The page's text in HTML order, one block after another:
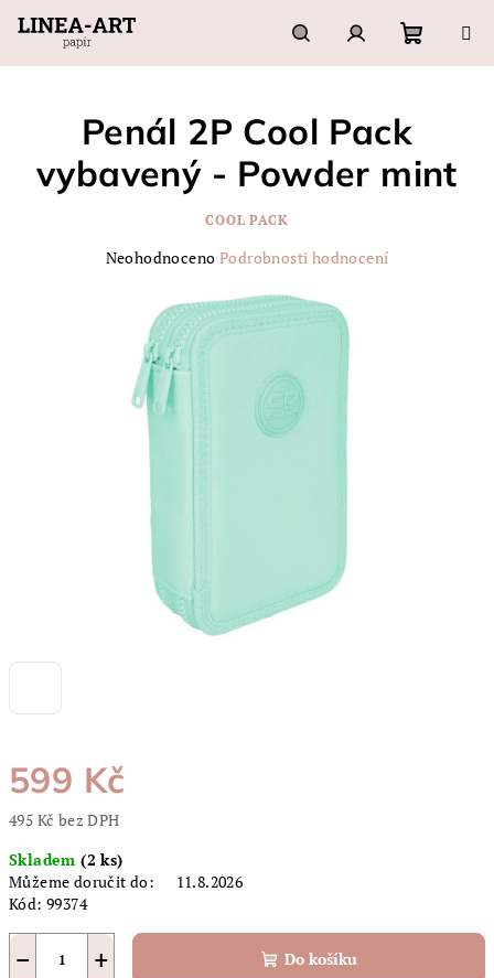
HledatPřihlášení
košík
599 Kč
495 Kč bez DPH
cena:
Skladem(2 ks)
Můžeme doručit do:
11.8.2026
Kód: 99374
+
− Do košíku
Penál 2P Cool Pack
vybavený - Powder mint
COOL PACK
Průměrné
hvězdiček.
Neohodnoceno Podrobnosti hodnocení